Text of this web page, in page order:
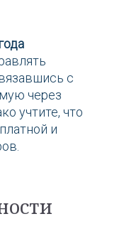
с
через
учтите, что
и